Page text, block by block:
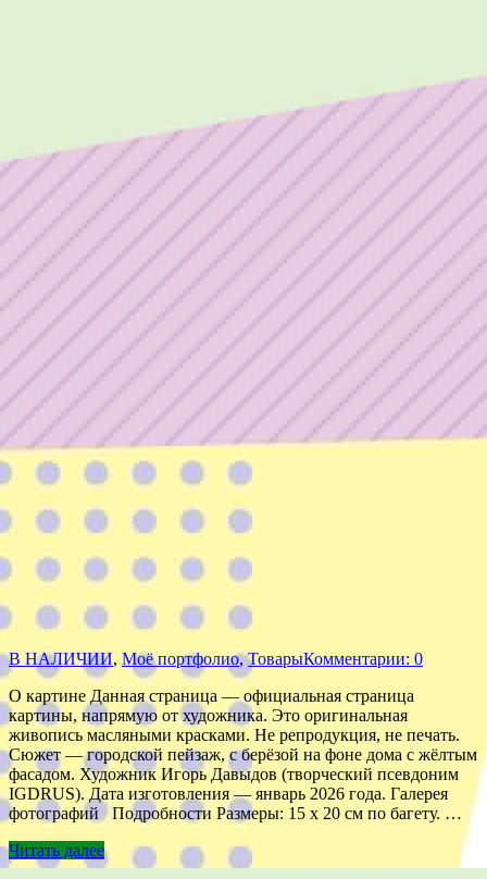
В НАЛИЧИИ, Моё портфолио,ТоварыКомментарии: 0
О картине Данная страница — официальная страница
картины, напрямую от художника. Это оригинальная
живопись масляными красками. Не репродукция, не печать.
Сюжет — городской пейзаж, с берёзой на фоне дома с жёлтым
фасадом. Художник Игорь Давыдов (творческий псевдоним
IGDRUS). Дата изготовления — январь 2026 года. Галерея
фотографий Подробности Размеры: 15 х 20 см по багету. …
Читать далее